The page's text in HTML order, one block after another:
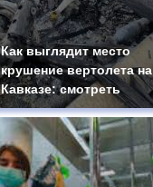
Как выглядит место
крушение вертолета на
Кавказе: смотреть